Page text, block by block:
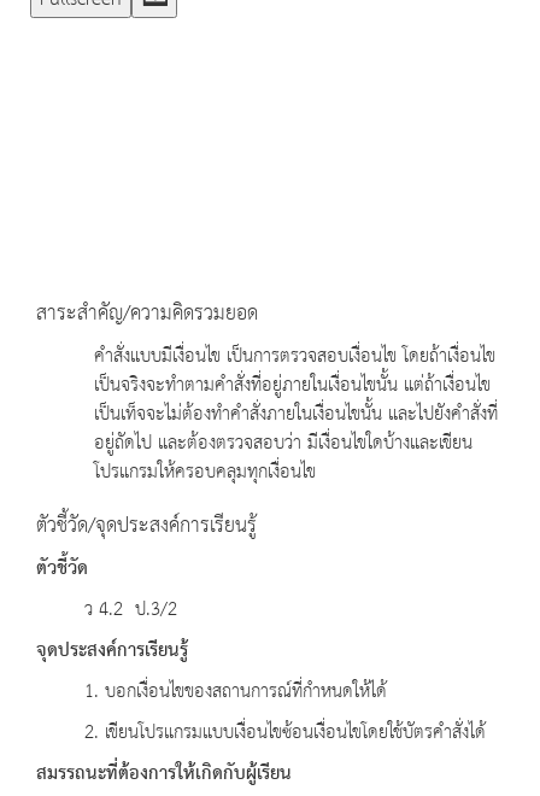
สาระสำคัญ/ความคิดรวมยอด
คำสั่งแบบมีเงื่อนไข เป็นการตรวจสอบเงื่อนไข โดยถ้าเงื่อนไข
เป็นจริงจะทำตามคำสั่งที่อยู่ภายในเงื่อนไขนั้น แต่ถ้าเงื่อนไข
เป็นเท็จจะไม่ต้องทำคำสั่งภายในเงื่อนไขนั้น และไปยังคำสั่งที่
อยู่ถัดไป และต้องตรวจสอบว่า มีเงื่อนไขใดบ้างและเขียน
โปรแกรมให้ครอบคลุมทุกเงื่อนไข
ตัวชี้วัด/จุดประสงค์การเรียนรู้
ตัวชี้วัด
ว 4.2 ป.3/2
จุดประสงค์การเรียนรู้
1. บอกเงื่อนไขของสถานการณ์ที่กำหนดให้ได้
2. เขียนโปรแกรมแบบเงื่อนไขซ้อนเงื่อนไขโดยใช้บัตรคำสั่งได้
สมรรถนะที่ต้องการให้เกิดกับผู้เรียน